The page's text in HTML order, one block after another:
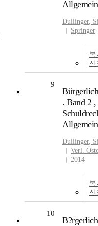
Dullinger,
Springer
복
신
9
. Band 2 ,
Dullinger,
Verl.
2014
복
신
10